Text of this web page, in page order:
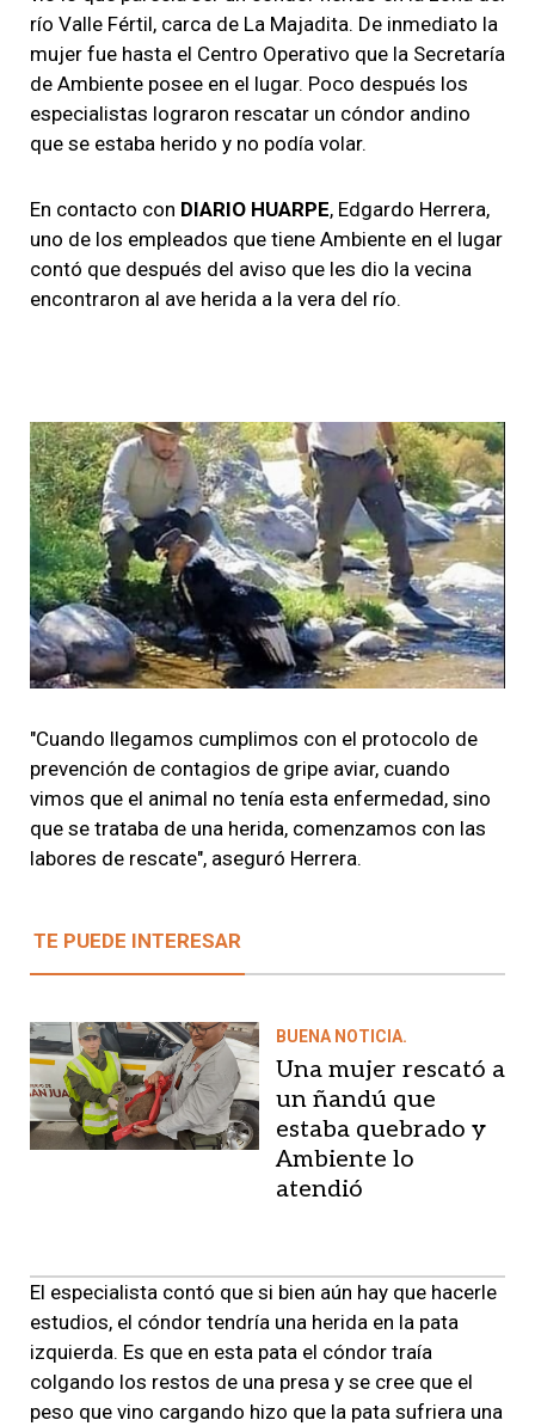
río Valle Fértil, carca de La Majadita. De inmediato la
mujer fue hasta el Centro Operativo que la Secretaría
de Ambiente posee en el lugar. Poco después los
especialistas lograron rescatar un cóndor andino
que se estaba herido y no podía volar.
En contacto con DIARIO HUARPE, Edgardo Herrera,
uno de los empleados que tiene Ambiente en el lugar
contó que después del aviso que les dio la vecina
encontraron al ave herida a la vera del río.
"Cuando llegamos cumplimos con el protocolo de
prevención de contagios de gripe aviar, cuando
vimos que el animal no tenía esta enfermedad, sino
que se trataba de una herida, comenzamos con las
labores de rescate", aseguró Herrera.
TE PUEDE INTERESAR
BUENA NOTICIA.
Una mujer rescató a
un ñandú que
estaba quebrado y
Ambiente lo
atendió
El especialista contó que si bien aún hay que hacerle
estudios, el cóndor tendría una herida en la pata
izquierda. Es que en esta pata el cóndor traía
colgando los restos de una presa y se cree que el
peso que vino cargando hizo que la pata sufriera una